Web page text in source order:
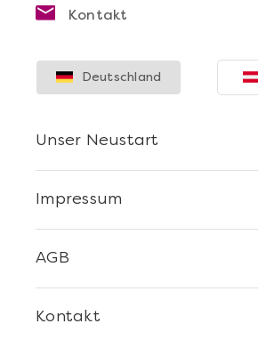
Die beste Pizza@Home
Kontakt
Kontakt
AGB
Impressum
Unser Neustart
Deutschland